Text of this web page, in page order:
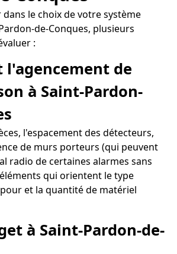
le choix de votre système
de-Conques, plusieurs
:
l'agencement de
à Saint-Pardon-
l'espacement des détecteurs,
de murs porteurs (qui peuvent
radio de certaines alarmes sans
qui orientent le type
et la quantité de matériel
à Saint-Pardon-de-